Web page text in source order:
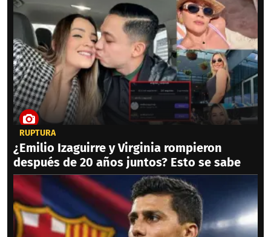
RUPTURA
¿Emilio Izaguirre y Virginia rompieron
después de 20 años juntos? Esto se sabe